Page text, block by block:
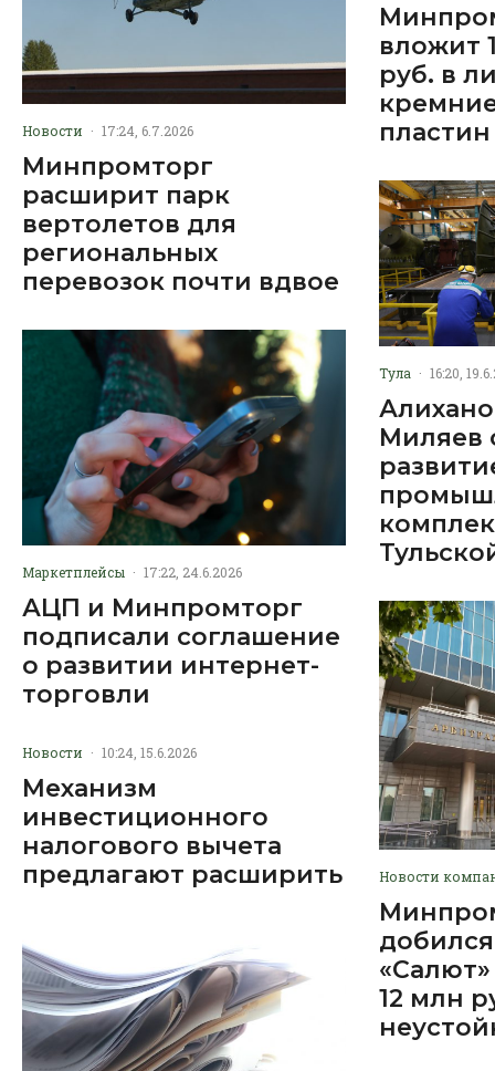
Новости · 17:24, 6.7.2026
Минпромторг
расширит парк
вертолетов для
региональных
перевозок почти вдвое
Маркетплейсы · 17:22, 24.6.2026
АЦП и Минпромторг
подписали соглашение
о развитии интернет-
торговли
Новости · 10:24, 15.6.2026
Механизм
инвестиционного
налогового вычета
предлагают расширить
вложит
руб. в
пластин
Тула · 16:20,
Миляев
Новости
12 млн